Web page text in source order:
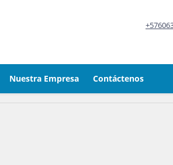
Nuestra Empresa Contáctenos